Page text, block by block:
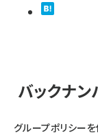
バックナン
グループポリシー